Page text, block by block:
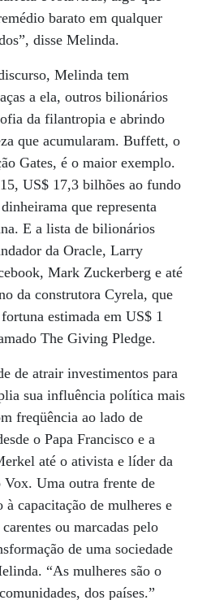
barato em qualquer
disse Melinda.
Melinda tem
a ela, outros bilionários
da filantropia e abrindo
que acumularam. Buffett, o
Gates, é o maior exemplo.
US$ 17,3 bilhões ao fundo
que representa
E a lista de bilionários
da Oracle, Larry
Mark Zuckerberg e até
da construtora Cyrela, que
estimada em US$ 1
The Giving Pledge.
de atrair investimentos para
sua influência política mais
freqüência ao lado de
o Papa Francisco e a
até o ativista e líder da
Uma outra frente de
capacitação de mulheres e
ou marcadas pelo
de uma sociedade
“As mulheres são o
dos países.”